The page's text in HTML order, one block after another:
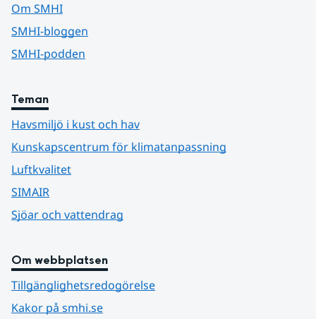
Om SMHI
SMHI-bloggen
SMHI-podden
Teman
Havsmiljö i kust och hav
Kunskapscentrum för klimatanpassning
Luftkvalitet
SIMAIR
Sjöar och vattendrag
Om webbplatsen
Tillgänglighetsredogörelse
Kakor på smhi.se